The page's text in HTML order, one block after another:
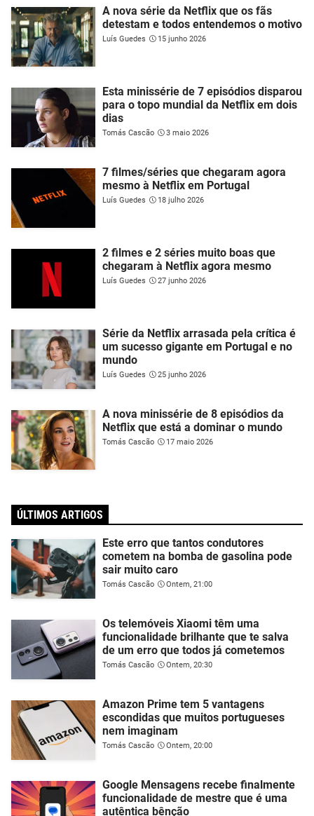
A nova série da Netflix que os fãs
detestam e todos entendemos o motivo
Luís Guedes 15 junho 2026
Esta minissérie de 7 episódios disparou
para o topo mundial da Netflix em dois
dias
Tomás Cascão 3 maio 2026
7 filmes/séries que chegaram agora
mesmo à Netflix em Portugal
Luís Guedes 18 julho 2026
2 filmes e 2 séries muito boas que
chegaram à Netflix agora mesmo
Luís Guedes 27 junho 2026
Série da Netflix arrasada pela crítica é
um sucesso gigante em Portugal e no
mundo
Luís Guedes 25 junho 2026
A nova minissérie de 8 episódios da
Netflix que está a dominar o mundo
Tomás Cascão 17 maio 2026
ÚLTIMOS ARTIGOS
Este erro que tantos condutores
cometem na bomba de gasolina pode
sair muito caro
Tomás Cascão Ontem, 21:00
Os telemóveis Xiaomi têm uma
funcionalidade brilhante que te salva
de um erro que todos já cometemos
Tomás Cascão Ontem, 20:30
Amazon Prime tem 5 vantagens
escondidas que muitos portugueses
nem imaginam
Tomás Cascão Ontem, 20:00
Google Mensagens recebe finalmente
funcionalidade de mestre que é uma
autêntica bênção